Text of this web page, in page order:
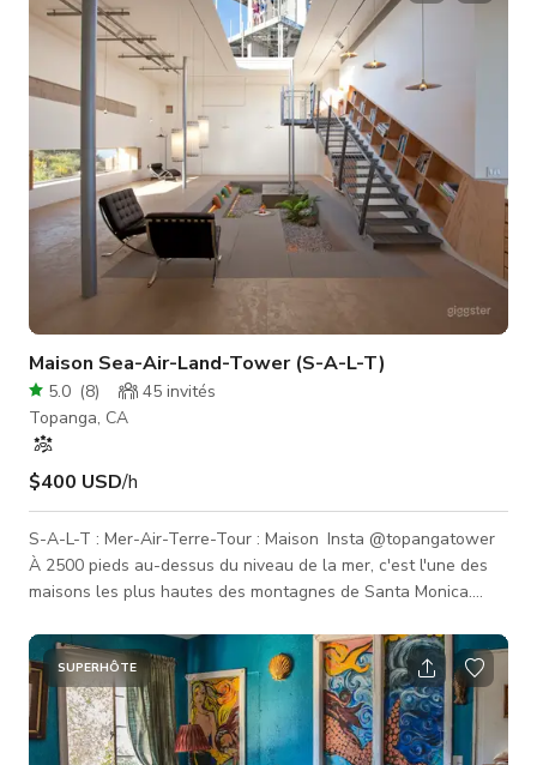
de cristal entièrement aménagé. Ou une scène nécessitant
une cascade naturelle avec étang. La propriété est
spectaculaire, avec
Maison Sea-Air-Land-Tower (S-A-L-T)
5.0 (8) 45 invités
Topanga, CA
$400 USD/h
S-A-L-T : Mer-Air-Terre-Tour : Maison Insta @topangatower
À 2500 pieds au-dessus du niveau de la mer, c'est l'une des
maisons les plus hautes des montagnes de Santa Monica.
reliant Los Angeles au reste du pays, le bâtiment a été rénové
en maison avec une vue à 360 degrés sur l'océan Pacifique,
les canyons et montagnes environnants, ainsi que le centre-
ville de Los Angeles. Caché sous la peau futuriste du
bâtiment, un im
SUPERHÔTE